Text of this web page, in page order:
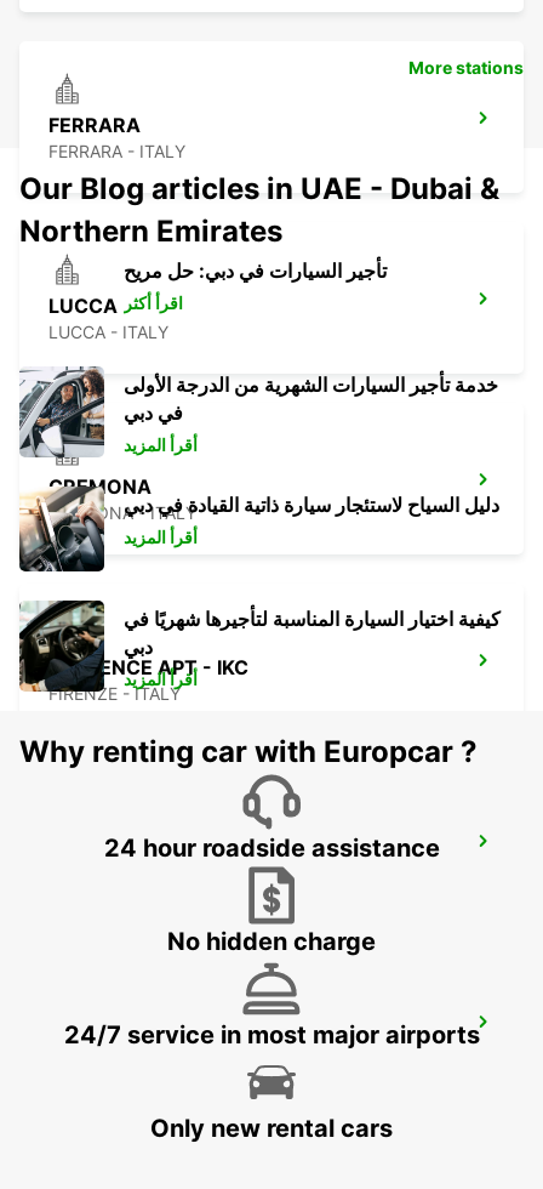
FERRARA
FERRARA - ITALY
LUCCA
LUCCA - ITALY
CREMONA
CREMONA - ITALY
FLORENCE APT - IKC
FIRENZE - ITALY
LA SPEZIA
FLORENCE NOVOLI
More stations
Our Blog articles in UAE - Dubai &
Northern Emirates
تأجير السيارات في دبي: حل مريح
اقرأ أكثر
خدمة تأجير السيارات الشهرية من الدرجة الأولى
في دبي
أقرأ المزيد
دليل السياح لاستئجار سيارة ذاتية القيادة في دبي
أقرأ المزيد
كيفية اختيار السيارة المناسبة لتأجيرها شهريًا في
دبي
أقرأ المزيد
Why renting car with Europcar ?
24 hour roadside assistance
No hidden charge
24/7 service in most major airports
Only new rental cars